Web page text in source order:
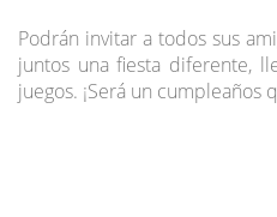
Podrán invitar a todos sus
juntos una fiesta diferente,
juegos. ¡Será un cumpleaños